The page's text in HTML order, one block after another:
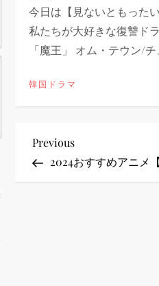
今日は【見ないともった
私たちが大好きな復讐ド
「魔王」 オム・テウン/チ
韓国ドラマ
投
Previous
Post
Previous
2024おすすめアニメ
(ディズニープラス）
(ディズニープラス）